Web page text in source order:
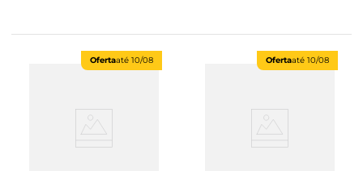
Ofertaaté 10/08 Ofertaaté 10/08